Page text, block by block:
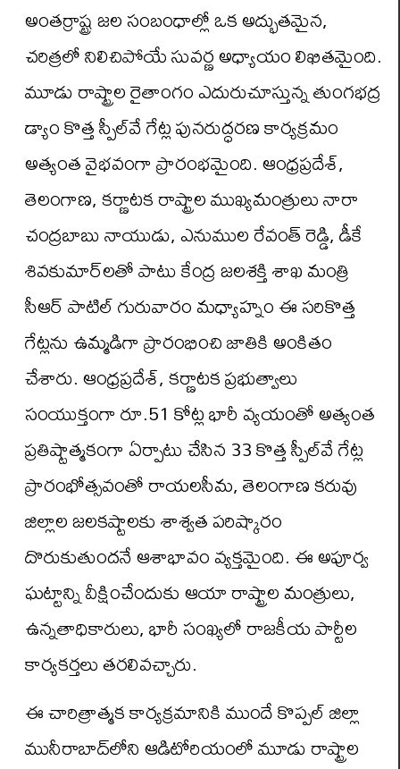
అంతర్రాష్ట్ర జల సంబంధాల్లో ఒక అద్భుతమైన,
చరిత్రలో నిలిచిపోయే సువర్ణ అధ్యాయం లిఖితమైంది.
మూడు రాష్ట్రాల రైతాంగం ఎదురుచూస్తున్న తుంగభద్ర
డ్యాం కొత్త స్పీల్‌వే గేట్ల పునరుద్ధరణ కార్యక్రమం
అత్యంత వైభవంగా ప్రారంభమైంది. ఆంధ్రప్రదేశ్,
తెలంగాణ, కర్ణాటక రాష్ట్రాల ముఖ్యమంత్రులు నారా
చంద్రబాబు నాయుడు, ఎనుముల రేవంత్ రెడ్డి, డీకే
శివకుమార్‌లతో పాటు కేంద్ర జలశక్తి శాఖ మంత్రి
సీఆర్ పాటిల్ గురువారం మధ్యాహ్నం ఈ సరికొత్త
గేట్లను ఉమ్మడిగా ప్రారంభించి జాతికి అంకితం
చేశారు. ఆంధ్రప్రదేశ్, కర్ణాటక ప్రభుత్వాలు
సంయుక్తంగా రూ.51 కోట్ల భారీ వ్యయంతో అత్యంత
ప్రతిష్టాత్మకంగా ఏర్పాటు చేసిన 33 కొత్త స్పీల్‌వే గేట్ల
ప్రారంభోత్సవంతో రాయలసీమ, తెలంగాణ కరువు
జిల్లాల జలకష్టాలకు శాశ్వత పరిష్కారం
దొరుకుతుందనే ఆశాభావం వ్యక్తమైంది. ఈ అపూర్వ
ఘట్టాన్ని వీక్షించేందుకు ఆయా రాష్ట్రాల మంత్రులు,
ఉన్నతాధికారులు, భారీ సంఖ్యలో రాజకీయ పార్టీల
కార్యకర్తలు తరలివచ్చారు.
ఈ చారిత్రాత్మక కార్యక్రమానికి ముందే కొప్పల్ జిల్లా
మునీరాబాద్‌లోని ఆడిటోరియంలో మూడు రాష్ట్రాల